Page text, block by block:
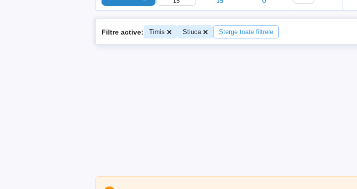
Filtre active: Timis Stiuca Șterge toate filtrele